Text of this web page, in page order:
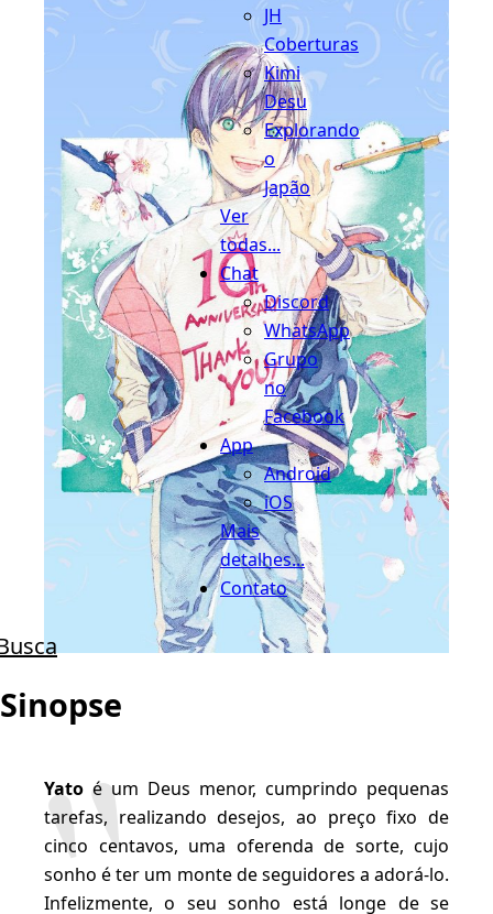
JH
Coberturas
Kimi
Desu
Explorando
o
Japão
Ver
todas...
Chat
Discord
WhatsApp
Grupo
no
Facebook
App
Android
iOS
Mais
detalhes...
Contato
Sinopse
Yato é um Deus menor, cumprindo pequenas
tarefas, realizando desejos, ao preço fixo de
cinco centavos, uma oferenda de sorte, cujo
sonho é ter um monte de seguidores a adorá-lo.
Infelizmente, o seu sonho está longe de se